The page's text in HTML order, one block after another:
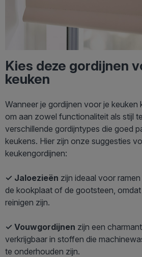
Kies deze gordijnen
keuken
Wanneer je gordijnen voor je keuken
om aan zowel functionaliteit als stijl
verschillende gordijntypes die goed
keukens. Hier zijn onze suggesties
keukengordijnen:
✓ Jaloezieën zijn ideaal voor
de kookplaat of de gootsteen,
reinigen zijn.
✓ Vouwgordijnen zijn een
verkrijgbaar in stoffen die
te onderhouden zijn.